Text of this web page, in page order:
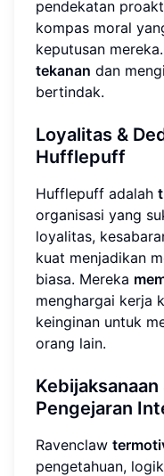
pendekatan
kompas moral
keputusan
tekanan dan
bertindak.
Loyalitas &
Hufflepuff
Hufflepuff adalah
organisasi yang
loyalitas,
kuat menjadikan
biasa. Mereka
menghargai kerja
keinginan untuk
orang lain.
Pengejaran
Ravenclaw
pengetahuan,